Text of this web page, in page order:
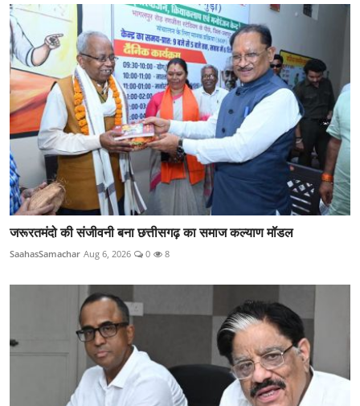
जरूरतमंदो की संजीवनी बना छत्तीसगढ़ का समाज कल्याण मॉडल
SaahasSamachar Aug 6, 2026 0 8